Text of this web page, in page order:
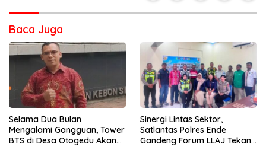
Baca Juga
Selama Dua Bulan
Mengalami Gangguan, Tower
BTS di Desa Otogedu Akan
Sinergi Lintas Sektor,
Satlantas Polres Ende
Gandeng Forum LLAJ Tekan